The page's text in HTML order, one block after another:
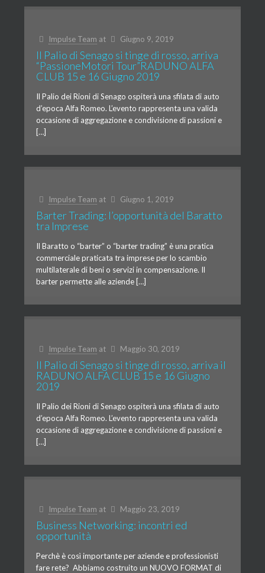
Impulse Team at Giugno 9, 2019
Il Palio di Senago si tinge di rosso, arriva
“PassioneMotori Tour”RADUNO ALFA
CLUB 15 e 16 Giugno 2019
Il Palio dei Rioni di Senago ospiterà una sfilata di auto
d’epoca Alfa Romeo. L’evento rappresenta una valida
occasione di aggregazione e condivisione di passioni e
[…]
Impulse Team at Giugno 1, 2019
Barter Trading: l’opportunità del Baratto
tra Imprese
Il Baratto o “barter” o “barter trading” è una pratica
commerciale praticata tra imprese per lo scambio
multilaterale di beni o servizi in compensazione. Il
barter permette alle aziende […]
Impulse Team at Maggio 30, 2019
Il Palio di Senago si tinge di rosso, arriva il
RADUNO ALFA CLUB 15 e 16 Giugno
2019
Il Palio dei Rioni di Senago ospiterà una sfilata di auto
d’epoca Alfa Romeo. L’evento rappresenta una valida
occasione di aggregazione e condivisione di passioni e
[…]
Impulse Team at Maggio 23, 2019
Business Networking: incontri ed
opportunità
Perchè è così importante per aziende e professionisti
fare rete? Abbiamo costruito un NUOVO FORMAT di